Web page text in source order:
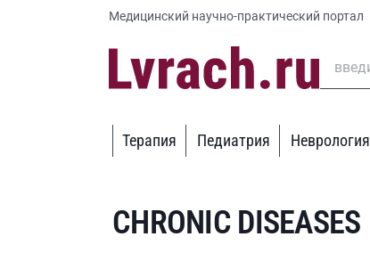
Медицинский научно-практический портал
Терапия Педиатрия Неврология
CHRONIC DISEASES